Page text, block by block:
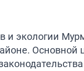
и экологии